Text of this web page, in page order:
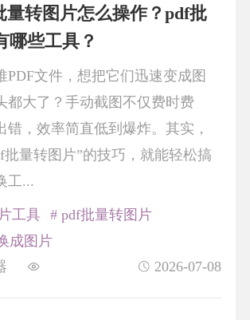
量转图片怎么操作？pdf批
哪些工具？
PDF文件，想把它们迅速变成图
都大了？手动截图不仅费时费
错，效率简直低到爆炸。其实，
批量转图片”的技巧，就能轻松搞
工...
2026-07-08
工具
# pdf批量转图片
成图片